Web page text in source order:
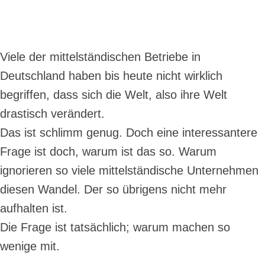
Viele der mittelständischen Betriebe in
Deutschland haben bis heute nicht wirklich
begriffen, dass sich die Welt, also ihre Welt
drastisch verändert.
Das ist schlimm genug. Doch eine interessantere
Frage ist doch, warum ist das so. Warum
ignorieren so viele mittelständische Unternehmen
diesen Wandel. Der so übrigens nicht mehr
aufhalten ist.
Die Frage ist tatsächlich; warum machen so
wenige mit.